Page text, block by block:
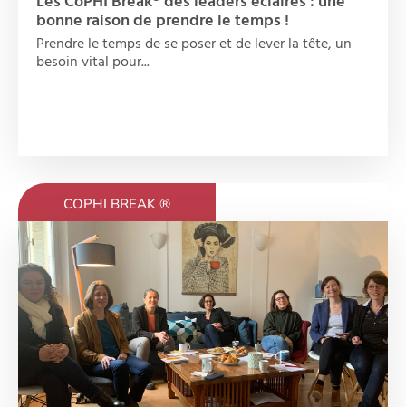
bonne raison de prendre le temps !
Prendre le temps de se poser et de lever la tête, un
besoin vital pour...
COPHI BREAK ®